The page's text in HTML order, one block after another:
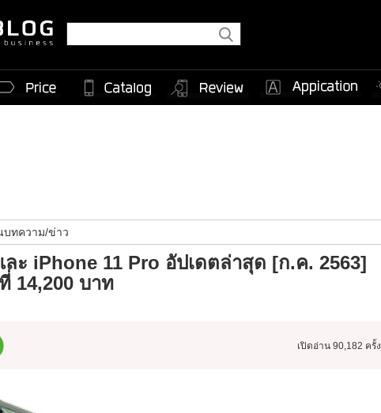
บทความ/ข่าว
ะ iPhone 11 Pro อัปเดตล่าสุด [ก.ค. 2563]
14,200 บาท
เปิดอ่าน 90,182 ครั้ง